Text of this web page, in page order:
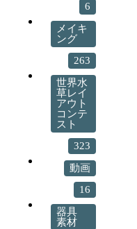
6
メイキ
ング
263
世界水
草レイ
アウト
コンテ
スト
323
動画
16
器具
素材